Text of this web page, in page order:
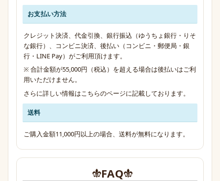
お支払い方法
クレジット決済、代金引換、銀行振込（ゆうちょ銀行・りそ
な銀行）、コンビニ決済、後払い（コンビニ・郵便局・銀
行・LINE Pay）がご利用頂けます。
※ 合計金額が55,000円（税込）を超える場合は後払いはご利
用いただけません。
さらに詳しい情報は こちらのページに記載しております。
送料
ご購入金額11,000円以上の場合、送料が無料になります。
FAQ